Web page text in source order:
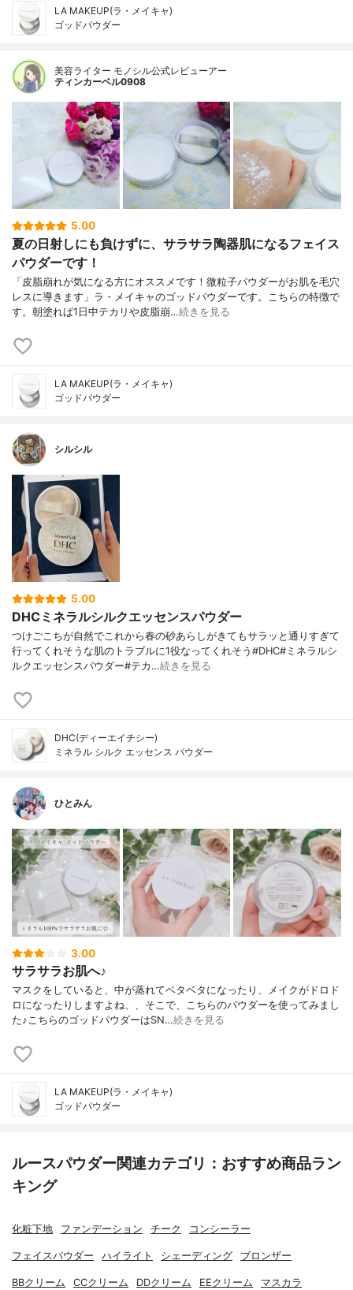
LA MAKEUP(ラ・メイキャ)
ゴッドパウダー
美容ライター モノシル公式レビューアー
ティンカーベル0908
5.00
夏の日射しにも負けずに、サラサラ陶器肌になるフェイス
パウダーです！
「皮脂崩れが気になる方にオススメです！微粒子パウダーがお肌を毛穴
レスに導きます」ラ・メイキャのゴッドパウダーです。こちらの特徴で
す。朝塗れば1日中テカリや皮脂崩…続きを見る
LA MAKEUP(ラ・メイキャ)
ゴッドパウダー
シルシル
5.00
DHCミネラルシルクエッセンスパウダー
つけごこちが自然でこれから春の砂あらしがきてもサラッと通りすぎて
行ってくれそうな肌のトラブルに1役なってくれそう#DHC#ミネラルシ
ルクエッセンスパウダー#テカ…続きを見る
DHC(ディーエイチシー)
ミネラル シルク エッセンス パウダー
ひとみん
3.00
サラサラお肌へ♪
マスクをしていると、中が蒸れてベタベタになったり、メイクがドロド
ロになったりしますよね、、そこで、こちらのパウダーを使ってみまし
た♪こちらのゴッドパウダーはSN…続きを見る
LA MAKEUP(ラ・メイキャ)
ゴッドパウダー
ルースパウダー関連カテゴリ：おすすめ商品ラン
キング
化粧下地 ファンデーション チーク コンシーラー
フェイスパウダー ハイライト シェーディング ブロンザー
BBクリーム CCクリーム DDクリーム EEクリーム マスカラ